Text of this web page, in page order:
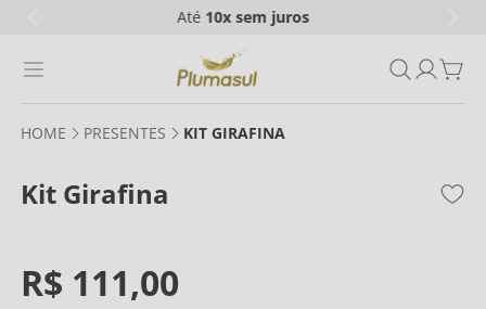
Até 10xsem juros
PRESENTES KIT GIRAFINA
Kit Girafina
R$ 111,00